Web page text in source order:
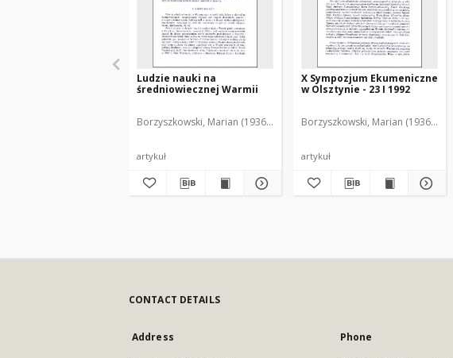
Ludzie nauki na
średniowiecznej Warmii
Borzyszkowski, Marian (1936-2001)
artykuł
X Sympozjum Ekumeniczne
w Olsztynie - 23 I 1992
Borzyszkowski, Marian (1936-2001)
artykuł
CONTACT DETAILS
Address Phone